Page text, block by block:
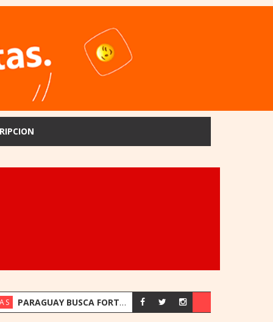
PARAGUAY BUSCA FORTALECER SU ESTRATEGIA ENERGÉTICA ANTE EL CRECIMIENTO DE LA DEMANDA